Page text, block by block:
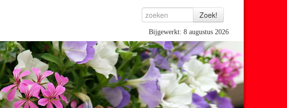
Bijgewerkt: 8 augustus 2026